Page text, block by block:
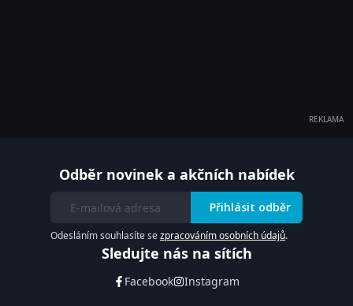
REKLAMA
Odběr novinek a akčních nabídek
Přihlásit odběr
Odesláním souhlasíte sezpracováním osobních údajů.
Sledujte nás na sítích
Facebook Instagram